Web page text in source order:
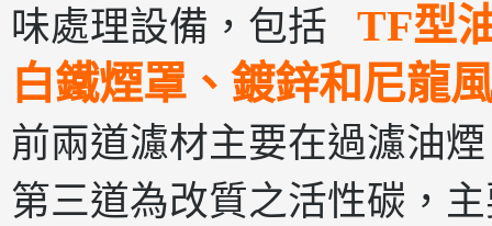
味處理設備，包括 TF型
白鐵煙罩、鍍鋅和尼龍
前兩道濾材主要在過濾油
第三道為改質之活性碳，